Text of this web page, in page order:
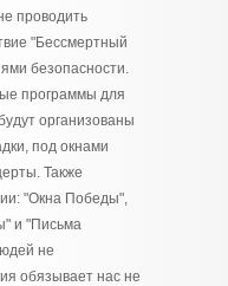
проводить
"Бессмертный
безопасности.
программы для
организованы
под окнами
Также
"Окна Победы",
и "Письма
не
обязывает нас не